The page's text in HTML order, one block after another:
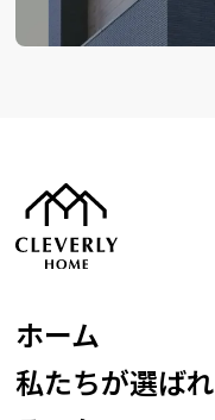
ホーム
私たちが選ばれ